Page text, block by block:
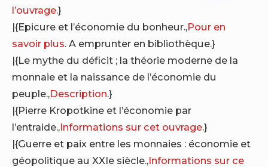
l’ouvrage.}
|{Epicure et l’économie du bonheur.,Pour en
savoir plus. A emprunter en bibliothèque.}
|{Le mythe du déficit ; la théorie moderne de la
monnaie et la naissance de l’économie du
peuple.,Description.}
|{Pierre Kropotkine et l’économie par
l’entraide.,Informations sur cet ouvrage.}
|{Guerre et paix entre les monnaies : économie et
géopolitique au XXIe siècle.,Informations sur ce